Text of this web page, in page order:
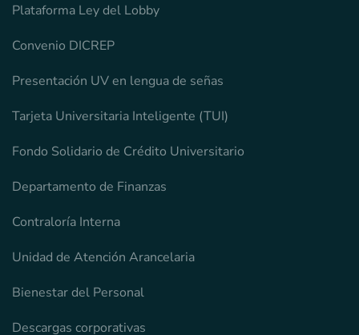
Plataforma Ley del Lobby
Convenio DICREP
Presentación UV en lengua de señas
Tarjeta Universitaria Inteligente (TUI)
Fondo Solidario de Crédito Universitario
Departamento de Finanzas
Contraloría Interna
Unidad de Atención Arancelaria
Bienestar del Personal
Descargas corporativas